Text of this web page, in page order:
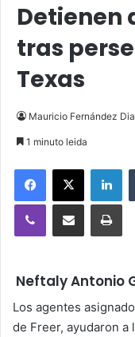
Detienen
tras
Texas
Mauricio Fernández
1 minuto leida
Facebook
X
Viber Compartir vía email
Neftaly Antonio
Los agentes
de Freer, ayudaron